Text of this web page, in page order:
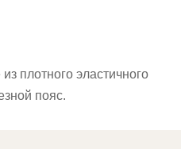
плотного эластичного
пояс.